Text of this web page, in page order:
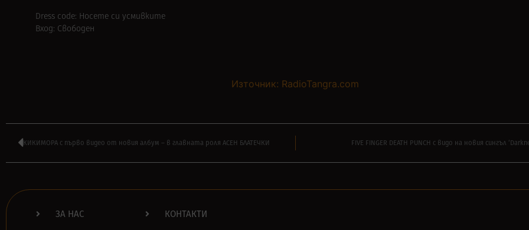
Dress code: Носете си усмивките
Вход: Свободен
Източник: RadioTangra.com
КИКИМОРА с първо видео от новия албум – в главната роля АСЕН БЛАТЕЧКИ FIVE FINGER DEATH PUNCH с видо на новия сингъл
ЗА НАС КОНТАКТИ